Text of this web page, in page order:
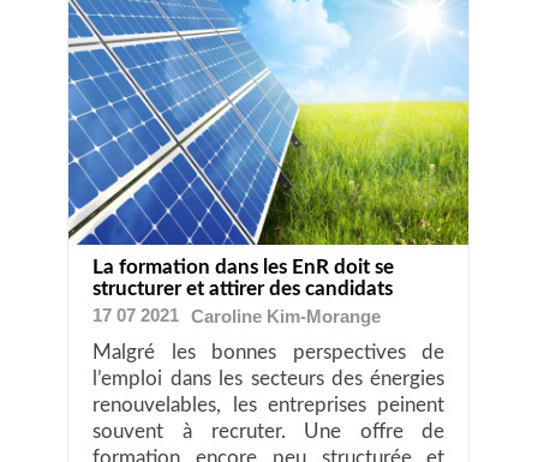
La formation dans les EnR doit se
structurer et attirer des candidats
17 07 2021
Caroline Kim-Morange
Malgré les bonnes perspectives de
l’emploi dans les secteurs des énergies
renouvelables, les entreprises peinent
souvent à recruter. Une offre de